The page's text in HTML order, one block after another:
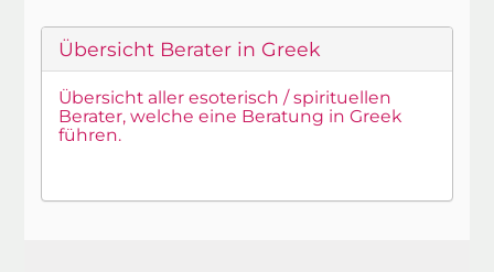
Übersicht Berater in Greek
Übersicht aller esoterisch / spirituellen
Berater, welche eine Beratung in Greek
führen.